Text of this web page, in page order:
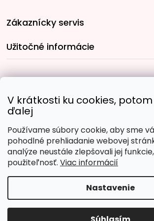
V krátkosti ku cookies,
ďalej
Používame súbory cookie, aby sme
pohodlné prehliadanie webovej
analýze neustále zlepšovali jej
použiteľnosť. Viac informácií
Nastavenie
Zákaznícky servis
Užitočné informácie
Obľúbené spôsoby
Copyright 2026Malujpodlacisel.sk
vyhradené.Upraviť nastavenie